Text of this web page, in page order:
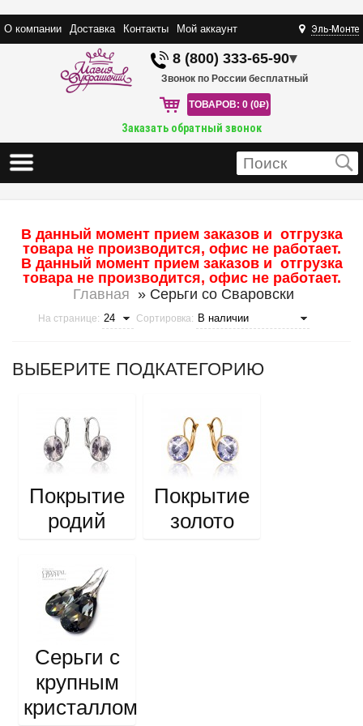
О компании Доставка Контакты Мой аккаунт Эль-Монте
8 (800) 333-65-90▾
Звонок по России бесплатный
ТОВАРОВ: 0 (0R)
Заказать обратный звонок
В данный момент прием заказов и отгрузка
товара не производится, офис не работает.
В данный момент прием заказов и отгрузка
товара не производится, офис не работает.
Главная » Серьги со Сваровски
На странице: Сортировка:
ВЫБЕРИТЕ ПОДКАТЕГОРИЮ
Покрытие
родий
Покрытие
золото
Серьги с
крупным
кристаллом